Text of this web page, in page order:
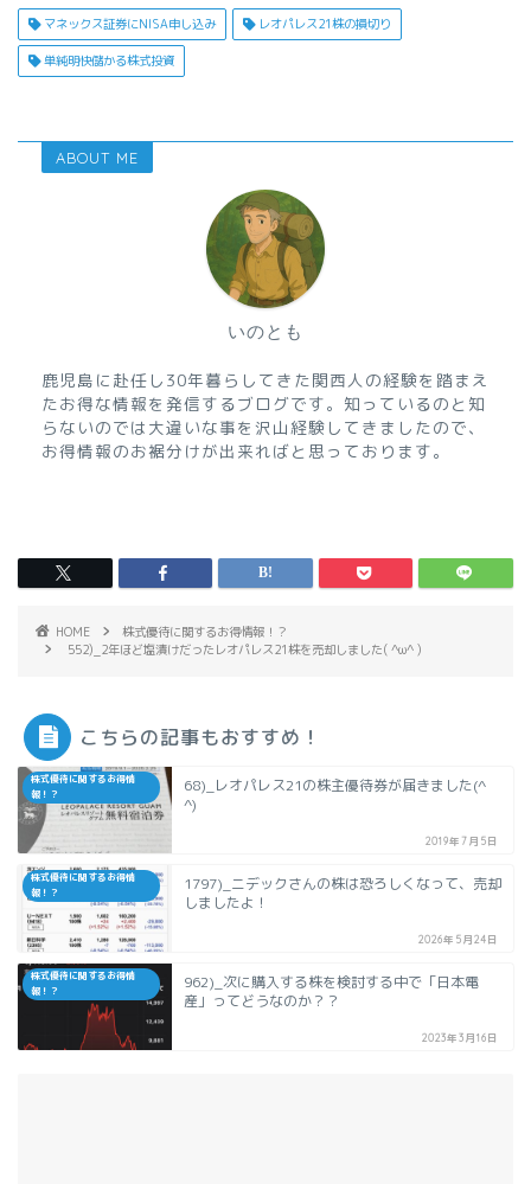
マネックス証券にNISA申し込み レオパレス21株の損切り
単純明快儲かる株式投資
ABOUT ME
いのとも
鹿児島に赴任し30年暮らしてきた関西人の経験を踏まえ
たお得な情報を発信するブログです。知っているのと知
らないのでは大違いな事を沢山経験してきましたので、
お得情報のお裾分けが出来ればと思っております。
HOME
株式優待に関するお得情報！？
552)_2年ほど塩漬けだったレオパレス21株を売却しました( ^ω^ )
こちらの記事もおすすめ！
株式優待に関するお得情
報！？
68)_レオパレス21の株主優待券が届きました(^
^)
2019年7月5日
株式優待に関するお得情
報！？
1797)_ニデックさんの株は恐ろしくなって、売却
しましたよ！
2026年5月24日
株式優待に関するお得情
報！？
962)_次に購入する株を検討する中で「日本電
産」ってどうなのか？？
2023年3月16日